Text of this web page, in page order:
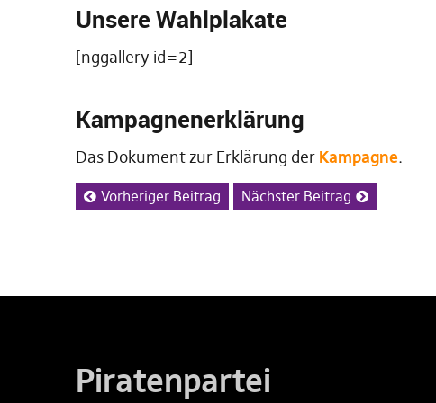
Unsere Wahlplakate
[nggallery id=2]
Kampagnenerklärung
Das Dokument zur Erklärung der Kampagne.
Vorheriger Beitrag Nächster Beitrag
Piratenpartei